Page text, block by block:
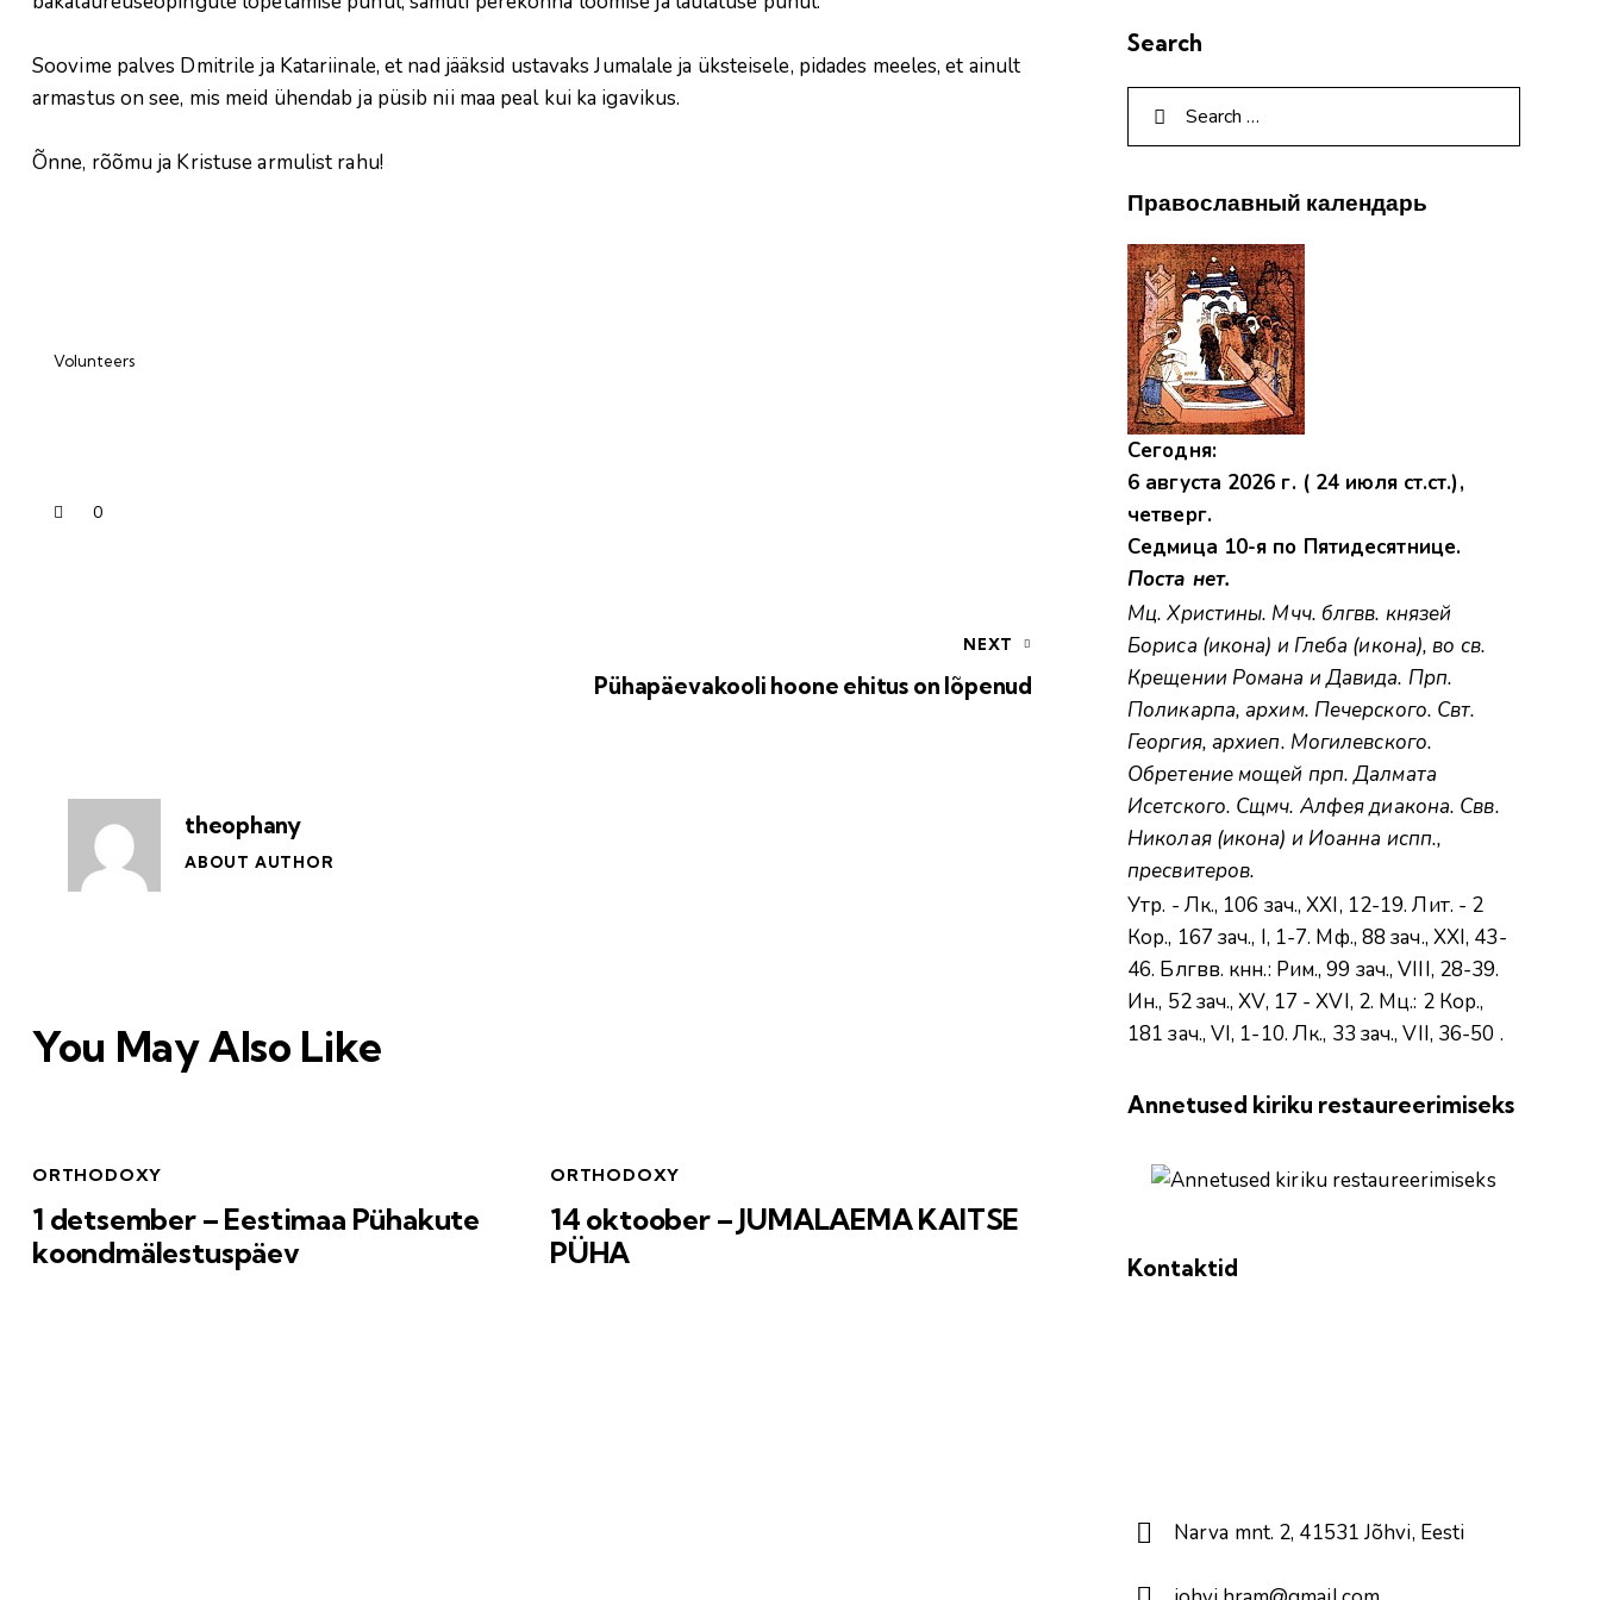
Soovime palves Dmitrile ja Katariinale, et nad jääksid ustavaks Jumalale ja üksteisele, pidades meeles, et ainult
armastus on see, mis meid ühendab ja püsib nii maa peal kui ka igavikus.
Õnne, rõõmu ja Kristuse armulist rahu!
Volunteers
0
NEXT
Pühapäevakooli hoone ehitus on lõpenud
theophany
ABOUT AUTHOR
You May Also Like
ORTHODOXY
1 detsember – Eestimaa Pühakute
koondmälestuspäev
ORTHODOXY
14 oktoober – JUMALAEMA KAITSE
PÜHA
Search
Православный календарь
Сегодня:
6 августа 2026 г. ( 24 июля ст.ст.),
четверг.
Седмица 10-я по Пятидесятнице.
Поста нет.
Мц.Христины. Мчч. блгвв. князей
Бориса (икона) и Глеба (икона), во св.
Крещении Романа и Давида. Прп.
Поликарпа, архим. Печерского. Свт.
Георгия, архиеп. Могилевского.
Обретение мощей прп.Далмата
Исетского. Сщмч. Алфеядиакона. Свв.
Николая(икона) и Иоанна испп.,
пресвитеров.
Утр. - Лк., 106 зач., XXI, 12-19. Лит. - 2
Кор., 167 зач., I, 1-7. Мф., 88 зач., XXI, 43-
46. Блгвв. кнн.: Рим., 99 зач., VIII, 28-39.
Ин., 52 зач., XV, 17 - XVI, 2. Мц.: 2 Кор.,
181 зач., VI, 1-10. Лк., 33 зач., VII, 36-50 .
Annetused kiriku restaureerimiseks
Kontaktid
Narva mnt. 2, 41531 Jõhvi, Eesti